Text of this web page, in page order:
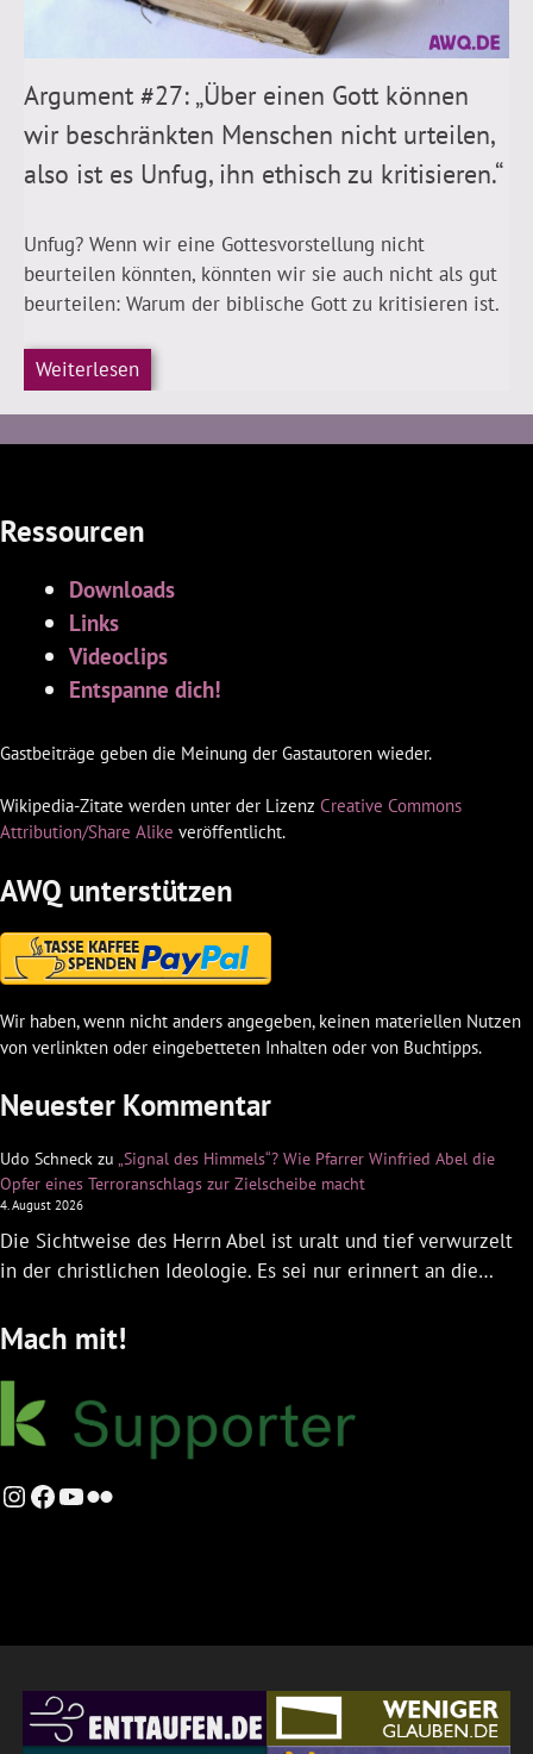
Argument #27: „Über einen Gott können
wir beschränkten Menschen nicht urteilen,
also ist es Unfug, ihn ethisch zu kritisieren.“
Unfug? Wenn wir eine Gottesvorstellung nicht
beurteilen könnten, könnten wir sie auch nicht als gut
beurteilen: Warum der biblische Gott zu kritisieren ist.
Weiterlesen
Ressourcen
Downloads
Links
Videoclips
Entspanne dich!
Gastbeiträge geben die Meinung der Gastautoren wieder.
Wikipedia-Zitate werden unter der Lizenz Creative Commons
Attribution/Share Alike veröffentlicht.
AWQ unterstützen
Wir haben, wenn nicht anders angegeben, keinen materiellen Nutzen
von verlinkten oder eingebetteten Inhalten oder von Buchtipps.
Neuester Kommentar
Udo Schneck zu „Signal des Himmels“? Wie Pfarrer Winfried Abel die
Opfer eines Terroranschlags zur Zielscheibe macht
4. August 2026
Die Sichtweise des Herrn Abel ist uralt und tief verwurzelt
in der christlichen Ideologie. Es sei nur erinnert an die…
Mach mit!
Instagram
Facebook
YouTube
Flickr